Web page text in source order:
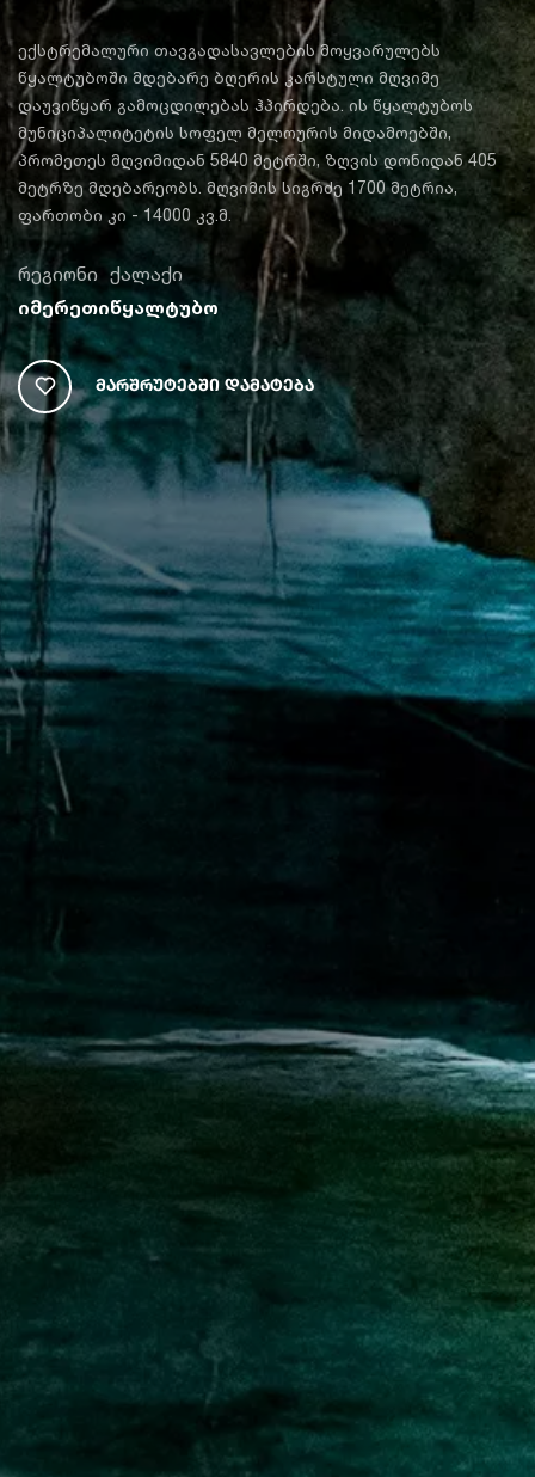
ექსტრემალური თავგადასავლების მოყვარულებს
წყალტუბოში მდებარე ბღერის კარსტული მღვიმე
დაუვიწყარ გამოცდილებას ჰპირდება. ის წყალტუბოს
მუნიციპალიტეტის სოფელ მელოურის მიდამოებში,
პრომეთეს მღვიმიდან 5840 მეტრში, ზღვის დონიდან 405
მეტრზე მდებარეობს. მღვიმის სიგრძე 1700 მეტრია,
ფართობი კი - 14000 კვ.მ.
რეგიონი
იმერეთი
ქალაქი
წყალტუბო
Მარშრუტებში Დამატება